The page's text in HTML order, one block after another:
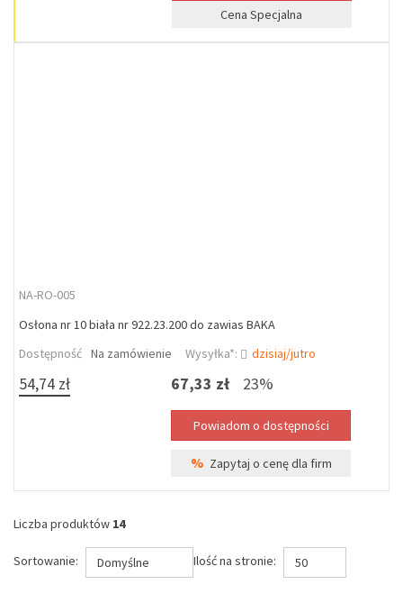
Cena Specjalna
NA-RO-005
Osłona nr 10 biała nr 922.23.200 do zawias BAKA
Dostępność Na zamówienie Wysyłka*: dzisiaj/jutro
54,74 zł 67,33 zł 23%
% Zapytaj o cenę dla firm
Liczba produktów 14
Sortowanie: Domyślne Ilość na stronie: 50